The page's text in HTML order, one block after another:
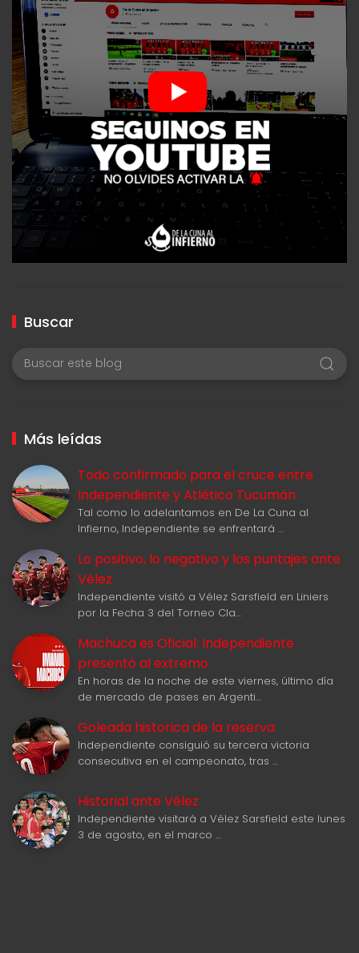
Buscar
Más leídas
Todo confirmado para el cruce entre
Independiente y Atlético Tucumán
Tal como lo adelantamos en De La Cuna al
Infierno, Independiente se enfrentará …
Lo positivo, lo negativo y los puntajes ante
Vélez
Independiente visitó a Vélez Sarsfield en Liniers
por la Fecha 3 del Torneo Cla…
Machuca es Oficial: Independiente
presentó al extremo
En horas de la noche de este viernes, último día
de mercado de pases en Argenti…
Goleada historica de la reserva
Independiente consiguió su tercera victoria
consecutiva en el campeonato, tras …
Historial ante Vélez
Independiente visitará a Vélez Sarsfield este lunes
3 de agosto, en el marco …